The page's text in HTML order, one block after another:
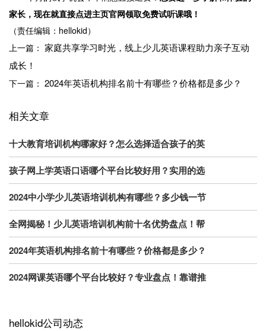
家长，现在就直接点进主页官网领取免费试听课哦！
（责任编辑：hellokid）
上一篇： 家庭共享学习时光，线上少儿英语课程助力亲子互动
成长！
下一篇： 2024年英语机构排名前十有哪些？价格都是多少？
相关文章
十大教育培训机构哪家好？怎么选择适合孩子的英
孩子网上学英语口语哪个平台比较好用？实用的选
2024中小学少儿英语培训机构有哪些？多少钱一节
全网揭秘！少儿英语培训机构前十名优势盘点！帮
2024年英语机构排名前十有哪些？价格都是多少？
2024网课英语哪个平台比较好？专业盘点！靠谱推
hellokid公司动态